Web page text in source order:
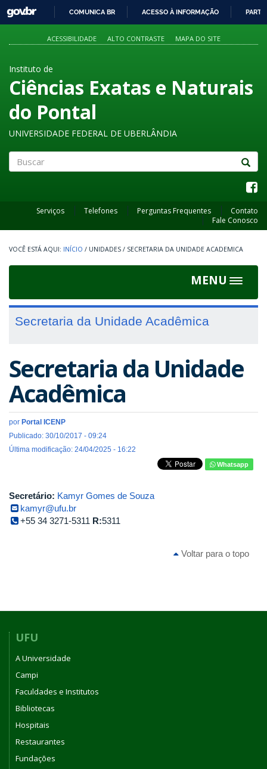
PARA
O
GOVBR
COMUNICA BR ACESSO À INFORMAÇÃO
ACESSIBILIDADE ALTO CONTRASTE MAPA DO SITE
Instituto de
Ciências Exatas e Naturais
do Pontal
UNIVERSIDADE FEDERAL DE UBERLÂNDIA
Serviços Telefones Perguntas Frequentes
Contato
Fale Conosco
INÍCIO / UNIDADES / SECRETARIA DA UNIDADE ACADEMICA
MENU
Toggle
Secretaria da Unidade Acadêmica
Secretaria da Unidade
Acadêmica
por Portal ICENP
Publicado: 30/10/2017 - 09:24
Última modificação: 24/04/2025 - 16:22
Whatsapp
Secretário: Kamyr Gomes de Souza
kamyr@ufu.br
+55 34 3271-5311 R:5311
Voltar para o topo
UFU
A Universidade
Campi
Faculdades e Institutos
Bibliotecas
Hospitais
Restaurantes
Fundações